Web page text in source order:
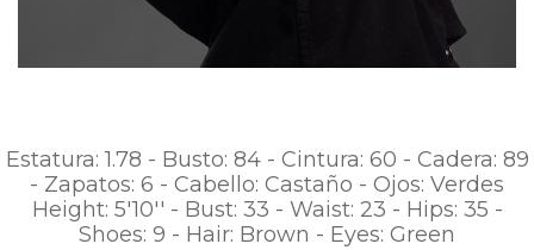
Estatura: 1.78 - Busto: 84 - Cintura: 60 - Cadera: 89
- Zapatos: 6 - Cabello: Castaño - Ojos: Verdes
Height: 5'10'' - Bust: 33 - Waist: 23 - Hips: 35 -
Shoes: 9 - Hair: Brown - Eyes: Green